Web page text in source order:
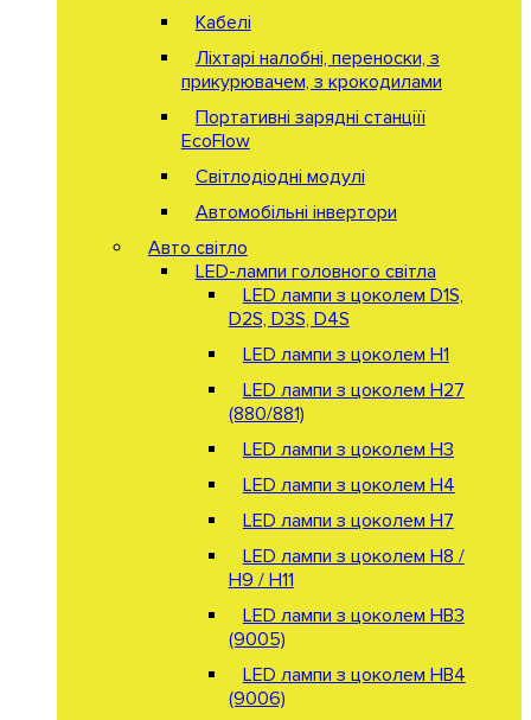
Кабелі
Ліхтарі налобні, переноски, з
прикурювачем, з крокодилами
Портативні зарядні станціїї
EcoFlow
Світлодіодні модулі
Автомобільні інвертори
Авто світло
LED-лампи головного світла
LED лампи з цоколем D1S,
D2S, D3S, D4S
LED лампи з цоколем H1
LED лампи з цоколем H27
(880/881)
LED лампи з цоколем H3
LED лампи з цоколем H4
LED лампи з цоколем H7
LED лампи з цоколем H8 /
H9 / H11
LED лампи з цоколем HB3
(9005)
LED лампи з цоколем HB4
(9006)